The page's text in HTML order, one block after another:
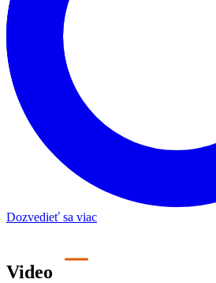
Dozvedieť sa viac
Video